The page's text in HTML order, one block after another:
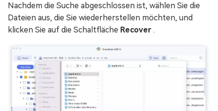
Nachdem die Suche abgeschlossen ist, wählen Sie die
Dateien aus, die Sie wiederherstellen möchten, und
klicken Sie auf die Schaltfläche Recover .